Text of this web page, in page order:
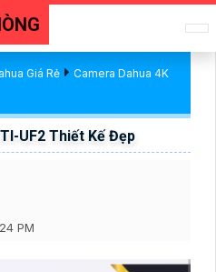
Giá Rẻ
Camera Dahua 4K
UF2 Thiết Kế Đẹp
PM